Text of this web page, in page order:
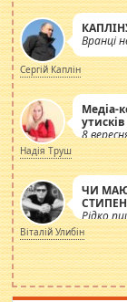
Вранці
Сергій Каплін
Медіа-
утисків
8
Надія Труш
ЧИ
Рідко
просто
Віталій Улибін